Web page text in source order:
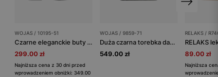
WOJAS / 10195-51
Czarne eleganckie buty męskie ze skóry licowej
299.00 zł
Najniższa cena z 30 dni przed
wprowadzeniem obniżki: 349.00
WOJAS / 9859-71
Duża czarna torebka damska skórzana
549.00 zł
RELAKS /
89.00 zł
Najniższa